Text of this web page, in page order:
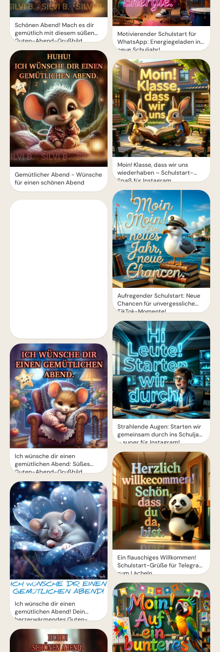
Schönen Abend! Mach es dir
gemütlich mit diesem süßen
Guten-Abend-Grußbild
Gemütlicher Abend - Wünsche
für einen schönen Abend
Ich wünsche dir einen
gemütlichen Abend: Süßes
Guten-Abend-Grußbild
Ich wünsche dir einen
gemütlichen Abend! Dein
herzerwärmendes Guten-
Abend-Grußbild
Motivierender Schulstart für
WhatsApp: Energiegeladen ins
neue Schuljahr!
Moin! Klasse, dass wir uns
wiederhaben – Schulstart-
Spaß für Instagram
Aufregender Schulstart: Neue
Chancen für unvergessliche
TikTok-Momente!
Strahlende Augen: Starten wir
gemeinsam durch ins Schuljahr
– super für Instagram!
Ein flauschiges Willkommen!
Schulstart-Grüße für Telegram
zum Lächeln